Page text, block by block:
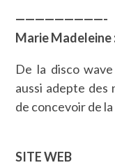
—————————-
Marie Madeleine
De la disco
aussi adepte des
de concevoir de
SITE WEB